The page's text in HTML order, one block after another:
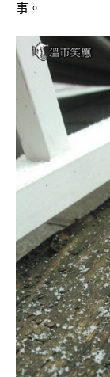
事。